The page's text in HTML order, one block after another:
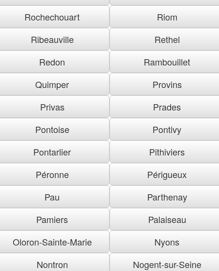
Rochechouart
Riom
Ribeauville
Rethel
Redon
Rambouillet
Quimper
Provins
Privas
Prades
Pontoise
Pontivy
Pontarlier
Pithiviers
Péronne
Périgueux
Pau
Parthenay
Pamiers
Palaiseau
Oloron-Sainte-Marie
Nyons
Nontron
Nogent-sur-Seine